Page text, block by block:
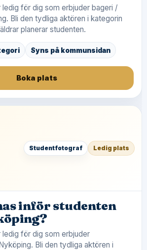
ledig för dig som erbjuder bageri /
Bli den tydliga aktören i kategorin
planerar studenten.
Syns på kommunsidan
Boka plats
Studentfotograf Ledig plats
inför studenten
ledig för dig som erbjuder
Bli den tydliga aktören i